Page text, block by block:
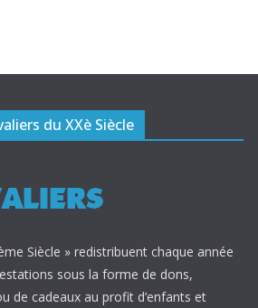
du XXè Siècle
Siècle » redistribuent chaque année
sous la forme de dons,
de cadeaux au profit d’enfants et